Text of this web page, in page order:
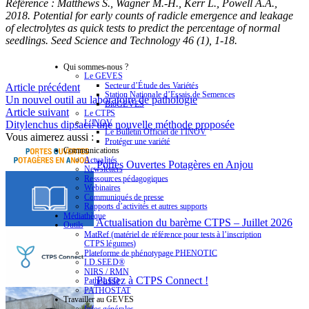
Référence : Matthews S., Wagner M.-H., Kerr L., Powell A.A.,
2018. Potential for early counts of radicle emergence and leakage
of electrolytes as quick tests to predict the percentage of normal
seedlings. Seed Science and Technology 46 (1), 1-18.
Article précédent
Un nouvel outil au laboratoire de pathologie
Article suivant
Ditylenchus dipsaci: une nouvelle méthode proposée
Vous aimerez aussi :
Portes Ouvertes Potagères en Anjou
Actualisation du barème CTPS – Juillet 2026
Passez à CTPS Connect !
Qui sommes-nous ?
Le GEVES
Secteur d’Étude des Variétés
Station Nationale d’Essais de Semences
BioGEVES
Le CTPS
L’INOV
Le Bulletin Officiel de l’INOV
Protéger une variété
Communications
Actualités
Newsletters
Ressources pédagogiques
Webinaires
Communiqués de presse
Rapports d’activités et autres supports
Médiathèque
Outils
MatRef (matériel de référence pour tests à l’inscription
CTPS légumes)
Plateforme de phénotypage PHENOTIC
I.D.SEED®
NIRS / RMN
PathoLED
PATHOSTAT
Travailler au GEVES